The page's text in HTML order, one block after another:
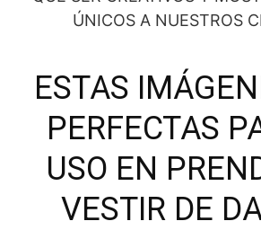
ÚNICOS A NUESTROS
ESTAS
PERFECTAS
USO EN
VESTIR DE